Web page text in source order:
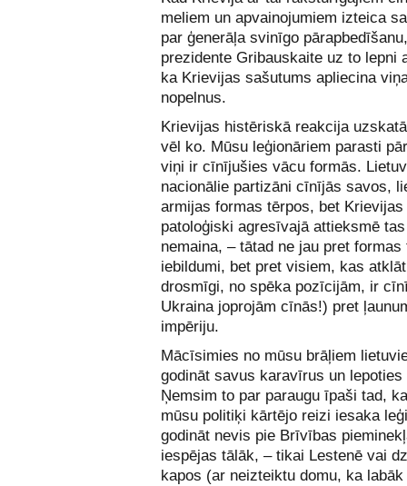
meliem un apvainojumiem izteica
par ģenerāļa svinīgo
prezidente Gribauskaite uz to lepni
ka Krievijas sašutums apliecina
nopelnus.
Krievijas histēriskā reakcija
vēl ko. Mūsu leģionāriem parasti
viņi ir cīnījušies vācu formās.
nacionālie partizāni cīnījās savos,
armijas formas tērpos, bet Krievijas
patoloģiski agresīvajā attieksmē
nemaina, – tātad ne jau pret formas
iebildumi, bet pret visiem, kas
drosmīgi, no spēka pozīcijām, ir
Ukraina joprojām cīnās!) pret
impēriju.
Mācīsimies no mūsu brāļiem
godināt savus karavīrus un lepoties
Ņemsim to par paraugu īpaši tad,
mūsu politiķi kārtējo reizi iesaka
godināt nevis pie Brīvības
iespējas tālāk, – tikai Lestenē vai
kapos (ar neizteiktu domu, ka labāk